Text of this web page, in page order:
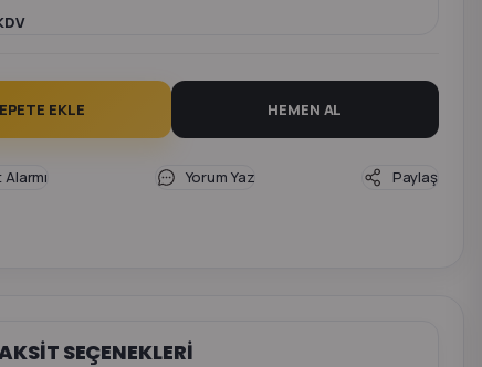
EKLE HEMEN AL
Yorum Yaz Paylaş
SEÇENEKLERİ